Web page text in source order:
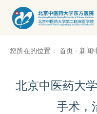
您所在的位置： 首页 · 新闻
北京中医药大
手术，